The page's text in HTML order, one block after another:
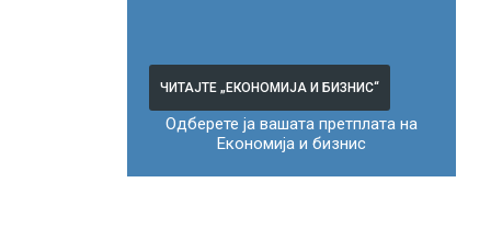
ЧИТАЈТЕ „ЕКОНОМИЈА И БИЗНИС“
Одберете ја вашата претплата на
Економија и бизнис